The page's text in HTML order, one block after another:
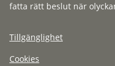
fatta rätt beslut när
Tillgänglighet
Cookies